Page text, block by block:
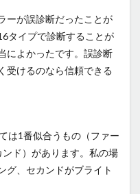
ーが誤診断だったことが
タイプで診断することが
によかったです。誤診断
受けるのなら信頼できる
は1番似合うもの（ファー
ド）があります。私の場
グ、セカンドがブライト